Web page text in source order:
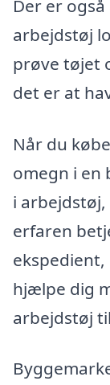
Der er
arbejdstøj
prøve tøjet
det er at
Når du
omegn i en
i
erfaren
hjælpe dig
arbejdstøj